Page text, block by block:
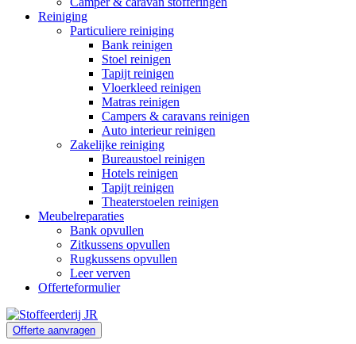
Reiniging
Particuliere reiniging
Bank reinigen
Stoel reinigen
Tapijt reinigen
Vloerkleed reinigen
Matras reinigen
Campers & caravans reinigen
Auto interieur reinigen
Zakelijke reiniging
Bureaustoel reinigen
Hotels reinigen
Tapijt reinigen
Theaterstoelen reinigen
Meubelreparaties
Bank opvullen
Zitkussens opvullen
Rugkussens opvullen
Leer verven
Offerteformulier
Offerte aanvragen